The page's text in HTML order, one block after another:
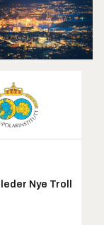
Nye Troll